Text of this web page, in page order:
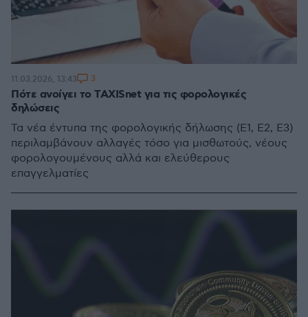
Πότε ανοίγει το TAXISnet για τις φορολογικές
δηλώσεις
Τα νέα έντυπα της φορολογικής δήλωσης (Ε1, Ε2, Ε3)
περιλαμβάνουν αλλαγές τόσο για μισθωτούς, νέους
φορολογουμένους αλλά και ελεύθερους
επαγγελματίες
11.03.2026, 13:43 3